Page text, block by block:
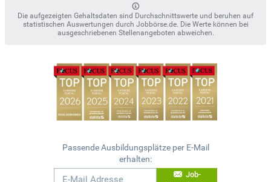
Die aufgezeigten Gehaltsdaten sind Durchschnittswerte und beruhen auf
statistischen Auswertungen durch Jobbörse.de. Die Werte können bei
ausgeschriebenen Stellenangeboten abweichen.
Passende Ausbildungsplätze per E-Mail
erhalten:
Job-